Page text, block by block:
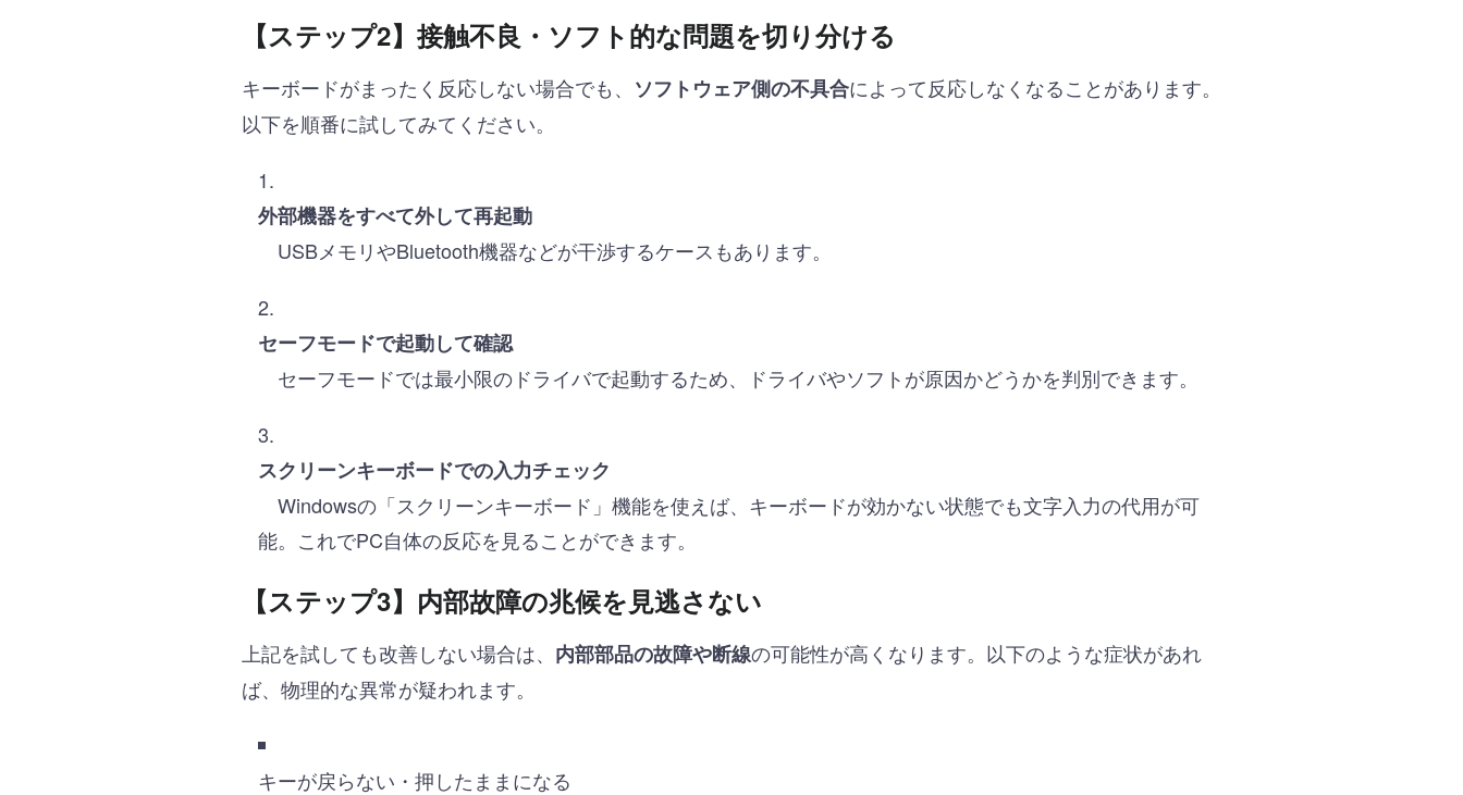
【ステップ2】接触不良・ソフト的な問題を切り分ける
キーボードがまったく反応しない場合でも、 ソフトウェア側の不具合によって反応しなくなることがあります。
以下を順番に試してみてください。
外部機器をすべて外して再起動
USBメモリやBluetooth機器などが干渉するケースもあります。
セーフモードで起動して確認
セーフモードでは最小限のドライバで起動するため、ドライバやソフトが原因かどうかを判別できます。
スクリーンキーボードでの入力チェック
Windowsの「スクリーンキーボード」機能を使えば、キーボードが効かない状態でも文字入力の代用が可
能。これでPC自体の反応を見ることができます。
【ステップ3】内部故障の兆候を見逃さない
上記を試しても改善しない場合は、 内部部品の故障や断線の可能性が高くなります。以下のような症状があれ
ば、物理的な異常が疑われます。
キーが戻らない・押したままになる